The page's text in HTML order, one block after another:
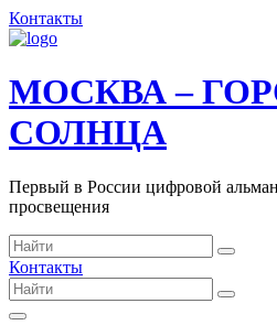
Контакты
МОСКВА –
СОЛНЦА
Первый в России цифровой
просвещения
Контакты